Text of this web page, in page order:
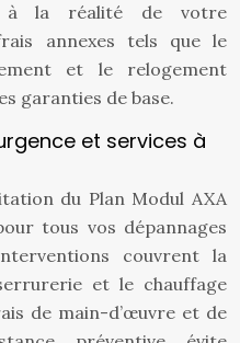
à la réalité de votre
annexes tels que le
et le relogement
garanties de base.
et services à
du Plan Modul AXA
tous vos dépannages
couvrent la
et le chauffage
de main-d’œuvre et de